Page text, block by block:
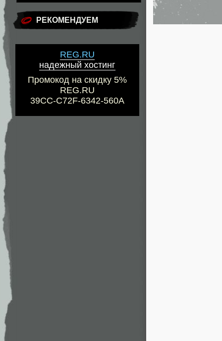
РЕКОМЕНДУЕМ
REG.RU
надежный хостинг
Промокод на скидку 5%
REG.RU
39CC-C72F-6342-560A